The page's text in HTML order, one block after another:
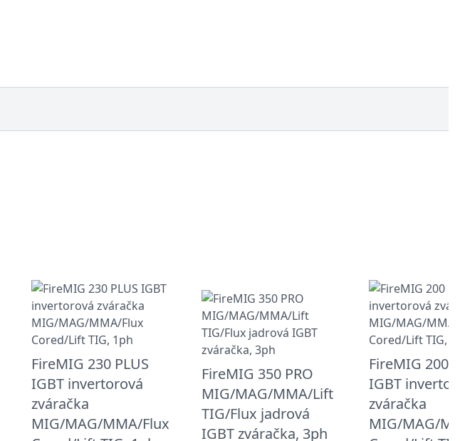
FireMIG 230 PLUS
IGBT invertorová
zváračka
MIG/MAG/MMA/Flux
FireMIG 350 PRO
MIG/MAG/MMA/Lift
TIG/Flux jadrová
IGBT zváračka, 3ph
FireMIG 200
IGBT
zváračka
MIG/MAG/